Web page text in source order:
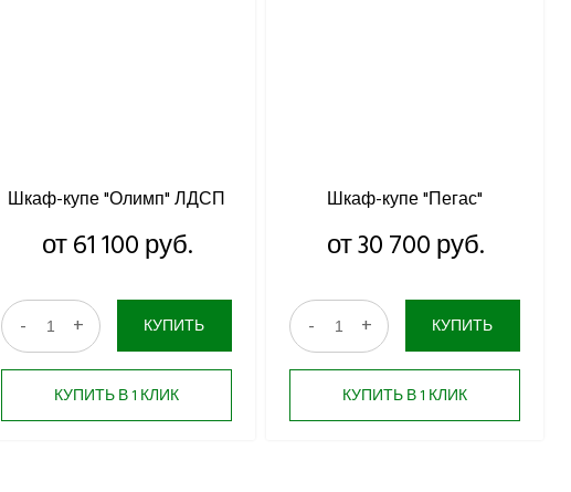
Шкаф-купе "Олимп" ЛДСП
от 61 100 руб.
- + КУПИТЬ
КУПИТЬ В 1 КЛИК
Шкаф-купе "Пегас"
от 30 700 руб.
- + КУПИТЬ
КУПИТЬ В 1 КЛИК